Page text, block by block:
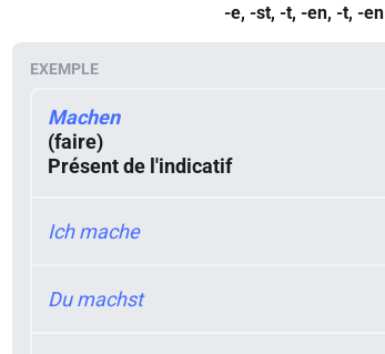
-e, -st, -t, -en, -t, -en
Machen
(faire)
Présent de l'indicatif
Ich mache
Du machst